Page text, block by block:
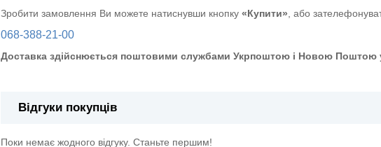
Зробити замовлення Ви можете натиснувши кнопку «Купити» , або
068-388-21-00
Доставка здійснюється поштовими службами Укрпоштою і Новою Поштою у
Відгуки покупців
Поки немає жодного відгуку. Станьте першим!